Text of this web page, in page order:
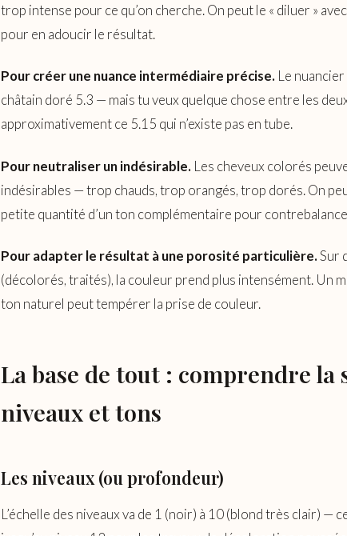
trop intense pour ce qu’on cherche. On peut le « diluer »
pour en adoucir le résultat.
Pour créer une nuance intermédiaire précise. Le
châtain doré 5.3 — mais tu veux quelque chose entre les
approximativement ce 5.15 qui n’existe pas en tube.
Pour neutraliser un indésirable. Les cheveux colorés
indésirables — trop chauds, trop orangés, trop dorés. On
petite quantité d’un ton complémentaire pour
Pour adapter le résultat à une porosité particulière.Sur
(décolorés, traités), la couleur prend plus intensément. Un
ton naturel peut tempérer la prise de couleur.
La base de tout : comprendre la
niveaux et tons
Les niveaux (ou profondeur)
L’échelle des niveaux va de 1 (noir) à 10 (blond très clair) —